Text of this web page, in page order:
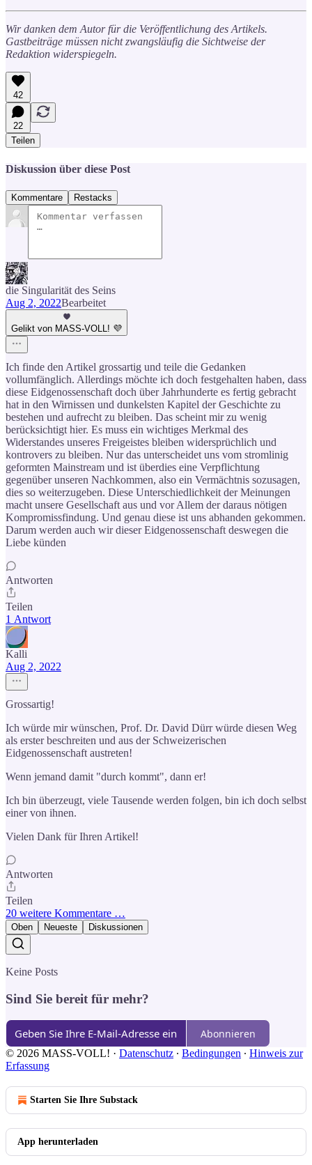
Wir danken dem Autor für die Veröffentlichung des Artikels.
Gastbeiträge müssen nicht zwangsläufig die Sichtweise der
Redaktion widerspiegeln.
42
22
Teilen
Diskussion über diese Post
Kommentare Restacks
die Singularität des Seins
Aug 2, 2022Bearbeitet
Gelikt von MASS-VOLL! 💜
Ich finde den Artikel grossartig und teile die Gedanken
vollumfänglich. Allerdings möchte ich doch festgehalten haben, dass
diese Eidgenossenschaft doch über Jahrhunderte es fertig gebracht
hat in den Wirnissen und dunkelsten Kapitel der Geschichte zu
bestehen und aufrecht zu bleiben. Das scheint mir zu wenig
berücksichtigt hier. Es muss ein wichtiges Merkmal des
Widerstandes unseres Freigeistes bleiben widersprüchlich und
kontrovers zu bleiben. Nur das unterscheidet uns vom stromlinig
geformten Mainstream und ist überdies eine Verpflichtung
gegenüber unseren Nachkommen, also ein Vermächtnis sozusagen,
dies so weiterzugeben. Diese Unterschiedlichkeit der Meinungen
macht unsere Gesellschaft aus und vor Allem der daraus nötigen
Kompromissfindung. Und genau diese ist uns abhanden gekommen.
Darum werden auch wir dieser Eidgenossenschaft deswegen die
Liebe künden
Antworten
Teilen
1 Antwort
Kalli
Aug 2, 2022
Grossartig!
Ich würde mir wünschen, Prof. Dr. David Dürr würde diesen Weg
als erster beschreiten und aus der Schweizerischen
Eidgenossenschaft austreten!
Wenn jemand damit "durch kommt", dann er!
Ich bin überzeugt, viele Tausende werden folgen, bin ich doch selbst
einer von ihnen.
Vielen Dank für Ihren Artikel!
Antworten
Teilen
20 weitere Kommentare …
Oben Neueste Diskussionen
Keine Posts
Sind Sie bereit für mehr?
Abonnieren
© 2026 MASS-VOLL! · Datenschutz ∙ Bedingungen ∙ Hinweis zur
Erfassung
Starten Sie Ihre Substack
App herunterladen